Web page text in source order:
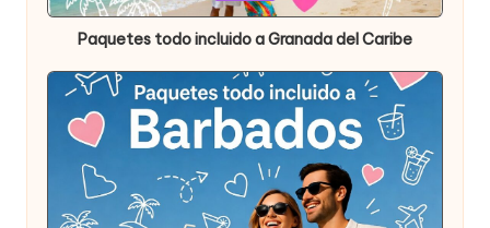
en
Paquetes todo incluido a Granada del Caribe